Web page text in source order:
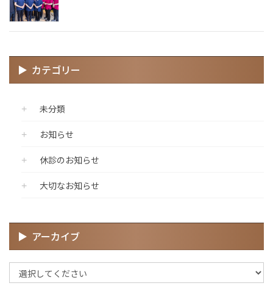
カテゴリー
未分類
お知らせ
休診のお知らせ
大切なお知らせ
アーカイブ